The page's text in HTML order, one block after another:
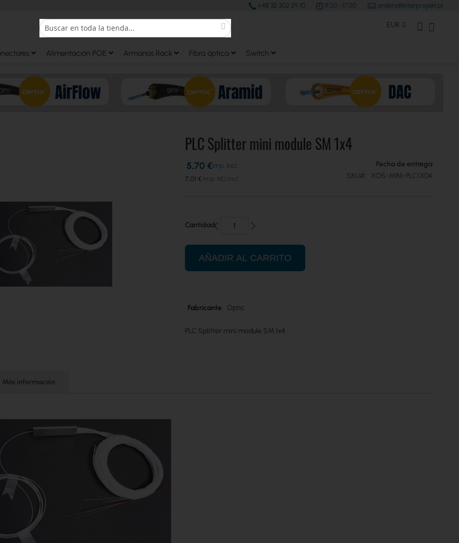
+48 32 302 29 10 9.00 -17.00 orders@interprojekt.pl
Search
Search Moneda
EUR Mi Cuenta
Alimentación POE Armarios Rack Fibra óptica Switch
PLC Splitter mini module SM 1x4
7,01 €
5,70 €
Fecha de entrega
SKU
XOS-MINI-PLC1X04
Cantidad
AÑADIR AL CARRITO
Más
Fabricante Optic
PLC Splitter mini module SM 1x4
Más información